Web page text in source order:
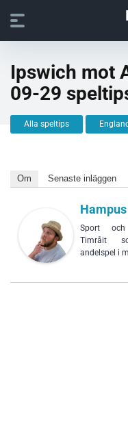
Ipswich mot
09-29
Alla speltips England
Om Senaste inläggen
Sport och
Timråit
andelspel i